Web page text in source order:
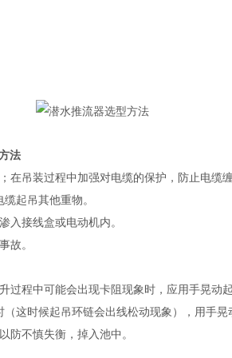
法
在吊装过程中加强对电缆的保护，防止电缆
起吊其他重物。
入接线盒或电动机内。
故。
过程中可能会出现卡阻现象时，应用手晃动
（这时候起吊环链会出线松动现象），用手
防不慎失衡，掉入池中。